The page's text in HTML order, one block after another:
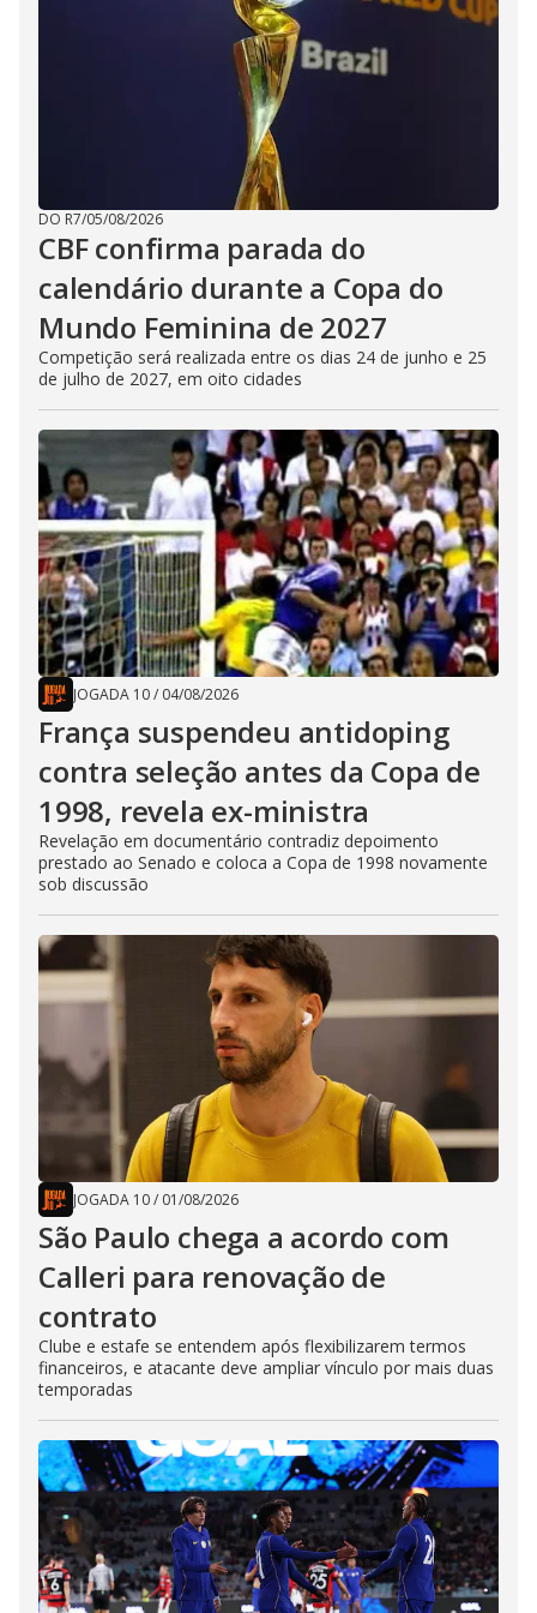
DO R7/05/08/2026
CBF confirma parada do
calendário durante a Copa do
Mundo Feminina de 2027
Competição será realizada entre os dias 24 de junho e 25
de julho de 2027, em oito cidades
JOGADA 10/ 04/08/2026
França suspendeu antidoping
contra seleção antes da Copa de
1998, revela ex-ministra
Revelação em documentário contradiz depoimento
prestado ao Senado e coloca a Copa de 1998 novamente
sob discussão
JOGADA 10/ 01/08/2026
São Paulo chega a acordo com
Calleri para renovação de
contrato
Clube e estafe se entendem após flexibilizarem termos
financeiros, e atacante deve ampliar vínculo por mais duas
temporadas